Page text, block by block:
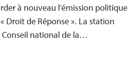
à nouveau l’émission politique
Droit de Réponse ». La station
Conseil national de la…